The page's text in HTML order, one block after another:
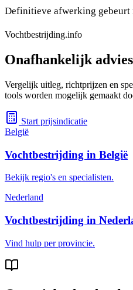
Definitieve afwerking gebeurt
Vochtbestrijding.info
Onafhankelijk advies
Vergelijk uitleg, richtprijzen en
tools worden mogelijk gemaakt
Start prijsindicatie
België
Vochtbestrijding in België
Bekijk regio's en specialisten.
Nederland
Vochtbestrijding in
Vind hulp per provincie.